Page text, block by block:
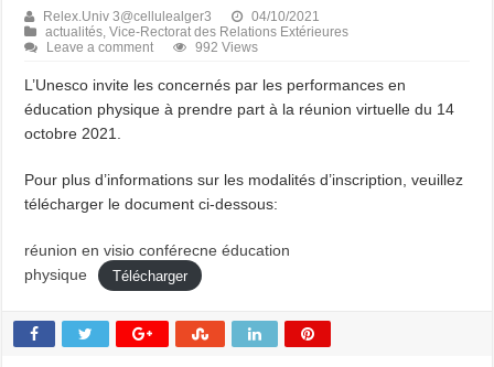
Relex.Univ 3@cellulealger3
04/10/2021
actualités,Vice-Rectorat des Relations Extérieures
Leave a comment
992 Views
L’Unesco invite les concernés par les performances en
éducation physique à prendre part à la réunion virtuelle du 14
octobre 2021.
Pour plus d’informations sur les modalités d’inscription, veuillez
télécharger le document ci-dessous:
réunion en visio conférecne éducation
physique
Télécharger